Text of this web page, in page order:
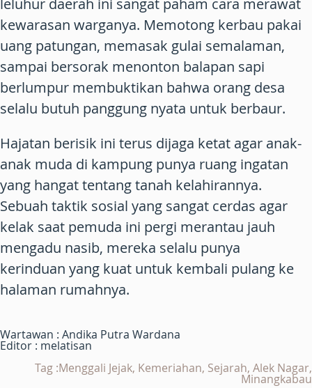
leluhur daerah ini sangat paham cara merawat
kewarasan warganya. Memotong kerbau pakai
uang patungan, memasak gulai semalaman,
sampai bersorak menonton balapan sapi
berlumpur membuktikan bahwa orang desa
selalu butuh panggung nyata untuk berbaur.
Hajatan berisik ini terus dijaga ketat agar anak-
anak muda di kampung punya ruang ingatan
yang hangat tentang tanah kelahirannya.
Sebuah taktik sosial yang sangat cerdas agar
kelak saat pemuda ini pergi merantau jauh
mengadu nasib, mereka selalu punya
kerinduan yang kuat untuk kembali pulang ke
halaman rumahnya.
Wartawan : Andika Putra Wardana
Editor : melatisan
Tag :Menggali Jejak, Kemeriahan, Sejarah, Alek Nagar,
Minangkabau